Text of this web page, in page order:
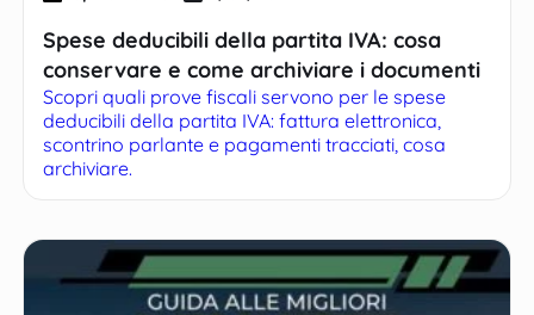
Spese deducibili della partita IVA: cosa
conservare e come archiviare i documenti
Scopri quali prove fiscali servono per le spese
deducibili della partita IVA: fattura elettronica,
scontrino parlante e pagamenti tracciati, cosa
archiviare.